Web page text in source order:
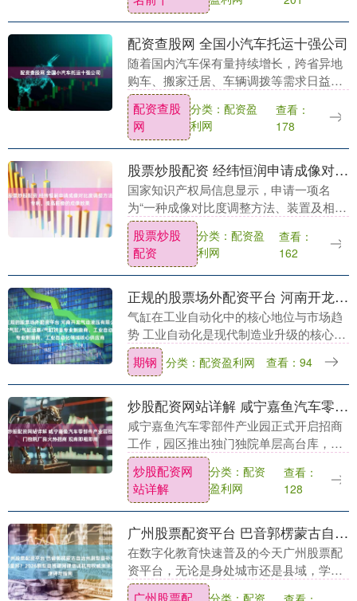
示语“大吉大....
配资查股网 全国小汽车托运十强公司
随着国内汽车保有量持续增长，跨省异地
购车、搬家迁居、车辆调拨等需求日益增
多，小汽车托运服务逐渐成为车主关注的
重点。在这一背景下，专业化的汽车托运
行业逐步形成并发....
配资查股
网
分类：配资盈
利网
查看：
178
股票炒股配资 经纬恒润申请成像对比度调整方法专利，提高图像的成像效果
国家知识产权局信息显示，申请一项名
为“一种成像对比度调整方法、装置及相关
产品”的专利，公开号CN121619502A，申
请日期为2025年12月。 专利摘要显示....
股票炒股
配资
分类：配资盈
利网
查看：
162
正规的股票场外配资平台 河南开龙气动液压有限公司：JB气缸/QGBZ气缸/气缸活塞/气缸端盖专业制造商，工业自动化领域核心供应商
气缸在工业自动化中的核心地位与市场趋
势 工业自动化是现代制造业升级的核心驱
动力，而气缸作为执行元件的关键部件，
其性能直接影响设备运行的稳定性与效
率。据行业数据显....
期钢 分类：配资盈利网 查看：94
炒股配资网站详解 咸宁嘉鱼汽车零部件产业园独门独院厂房火热招商 现库即租即用
咸宁嘉鱼汽车零部件产业园正式开启招商
工作，园区推出独门独院单层高台库，总
建筑面积达50000平方米，涵盖单边库
21000平方米、双边库26000平方米及综合
楼3....
炒股配资网
站详解
分类：配资
盈利网
查看：
128
广州股票配资平台 巴音郭楞蒙古自治州尉犁县补习机构哪里好？2026尉犁县班课网课培训机构权威测评与指南
在数字化教育快速普及的今天广州股票配
资平台，无论是身处城市还是县域，学生
和家长对优质线上教育资源的需求都日益
广州股票配